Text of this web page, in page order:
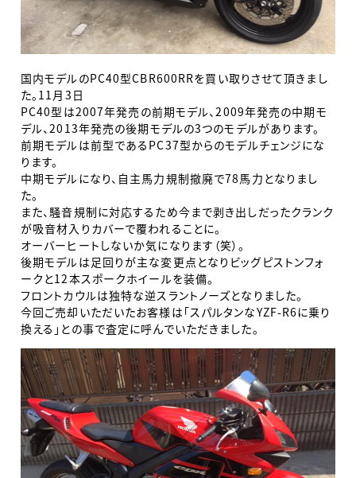
国内モデルのPC40型CBR600RRを買い取りさせて頂きまし
た。11月3日
PC40型は2007年発売の前期モデル、2009年発売の中期モ
デル、2013年発売の後期モデルの3つのモデルがあります。
前期モデルは前型であるPC37型からのモデルチェンジにな
ります。
中期モデルになり、自主馬力規制撤廃で78馬力となりまし
た。
また、騒音規制に対応するため今まで剥き出しだったクランク
が吸音材入りカバーで覆われることに。
オーバーヒートしないか気になります（笑）。
後期モデルは足回りが主な変更点となりビッグピストンフォ
ークと12本スポークホイールを装備。
フロントカウルは独特な逆スラントノーズとなりました。
今回ご売却いただいたお客様は「スパルタンなYZF-R6に乗り
換える」との事で査定に呼んでいただきました。